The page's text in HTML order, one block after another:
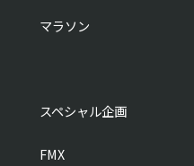
マラソン
スペシャル企画
FMX